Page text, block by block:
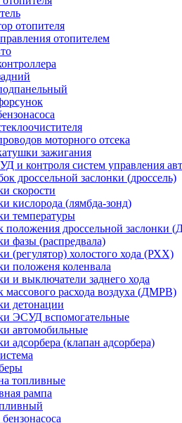
отопителя
отопителем
моторного отсека
зажигания
и контроля систем управления
дроссельной заслонки (дроссель)
скорости
кислорода (лямбда-зонд)
температуры
положения дроссельной заслонки
фазы (распредвала)
(регулятор) холостого хода (РХХ)
положеня коленвала
и выключатели заднего хода
массового расхода воздуха (ДМРВ)
детонации
ЭСУД вспомогательные
автомобильные
адсорбера (клапан адсорбера)
топливные
рампа